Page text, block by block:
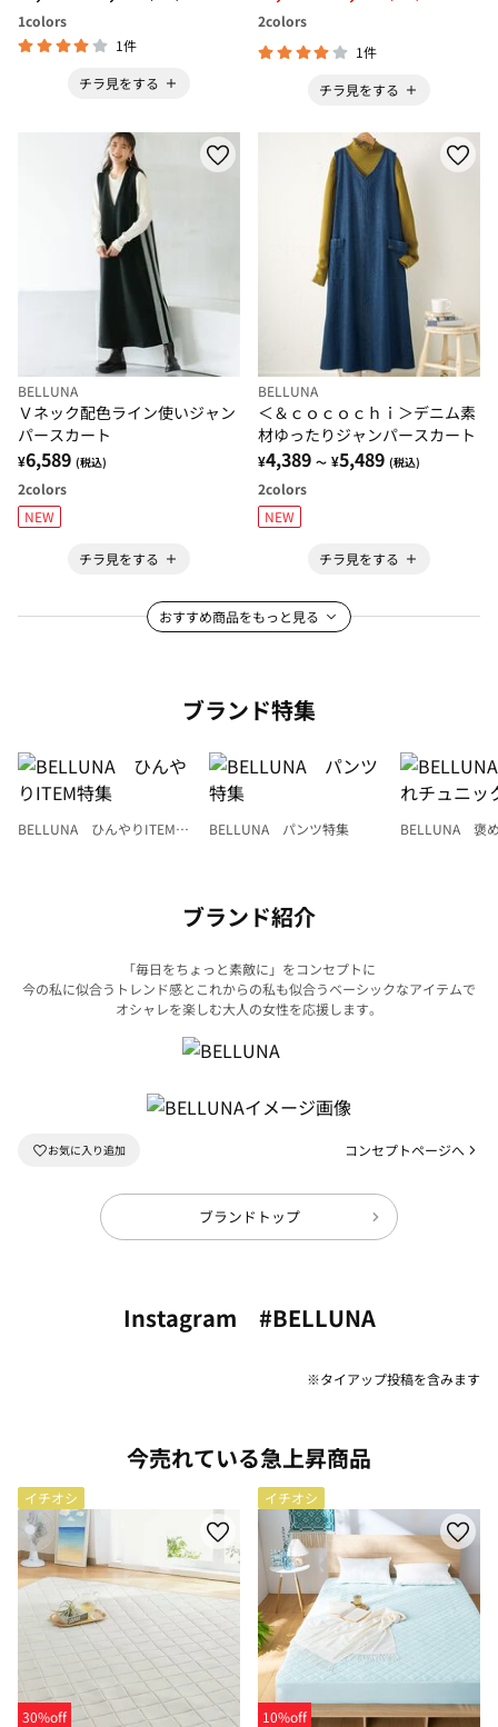
1colors
1件
チラ見をする
2colors
1件
チラ見をする
BELLUNA
Ｖネック配色ライン使いジャン
パースカート
¥6,589 (税込)
2colors
NEW
チラ見をする
BELLUNA
＜＆ｃｏｃｏｃｈｉ＞デニム素
材ゆったりジャンパースカート
¥4,389 ～ ¥5,489 (税込)
2colors
NEW
チラ見をする
おすすめ商品をもっと見る
ブランド特集
BELLUNA ひんやりITEM特
BELLUNA パンツ特集
BELLUNA 褒
ブランド紹介
「毎日をちょっと素敵に」をコンセプトに
今の私に似合うトレンド感とこれからの私も似合うベーシックなアイテムで
オシャレを楽しむ大人の女性を応援します。
コンセプトページへ
ブランドトップ
Instagram #BELLUNA
※タイアップ投稿を含みます
今売れている急上昇商品
イチオシ
30%off
イチオシ
10%off